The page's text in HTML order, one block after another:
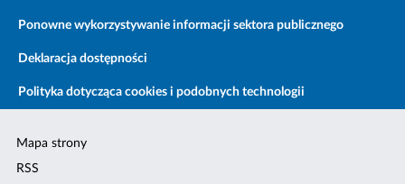
Ponowne wykorzystywanie informacji sektora publicznego
Deklaracja dostępności
Polityka dotycząca cookies i podobnych technologii
Mapa strony
RSS